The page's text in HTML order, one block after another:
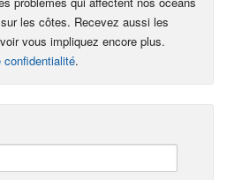
les côtes. Recevez aussi les
vous impliquez encore plus.
confidentialité.